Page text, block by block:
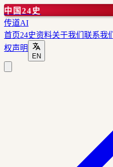
中国24史
传道AI
首页24史资料关于我们 联系我们
权声明
EN